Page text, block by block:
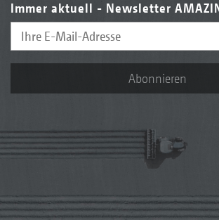
Immer aktuell - Newsletter
Abonnieren